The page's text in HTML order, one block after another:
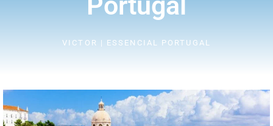
VICTOR | ESSENCIAL PORTUGAL